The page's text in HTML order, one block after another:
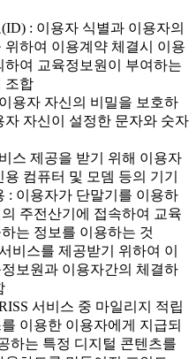
: 이용자 식별과 이용자의
위하여 이용계약 체결시 이용
하여 교육정보원이 부여하는
조합
용자 자신의 비밀을 보호하
자 자신이 설정한 문자와 숫자
스 제공을 받기 위해 이용자
컴퓨터 및 모뎀 등의 기기
: 이용자가 단말기를 이용하
주전산기에 접속하여 교육
는 정보를 이용하는 것
비스를 제공받기 위하여 이
보원과 이용자간의 체결하
서비스 중 마일리지 적립
이용한 이용자에게 지급되
하는 특정 디지털 콘텐츠를